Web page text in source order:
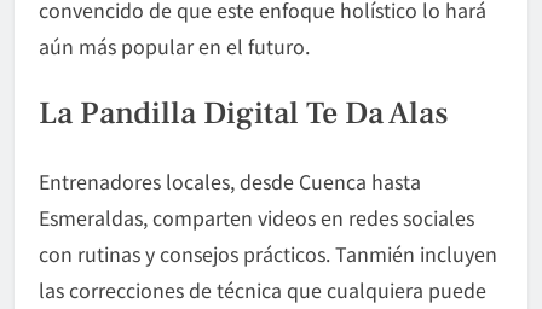
convencido de que este enfoque holístico lo hará
aún más popular en el futuro.
La Pandilla Digital Te Da Alas
Entrenadores locales, desde Cuenca hasta
Esmeraldas, comparten videos en redes sociales
con rutinas y consejos prácticos. Tanmién incluyen
las correcciones de técnica que cualquiera puede